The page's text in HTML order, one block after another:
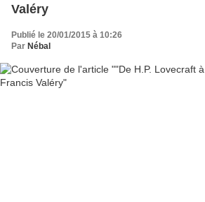
Valéry
Publié le 20/01/2015 à 10:26
Par Nébal